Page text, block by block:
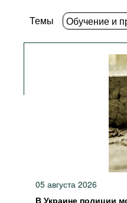
Темы Обучение и
05 августа 2026
В Украине полиции